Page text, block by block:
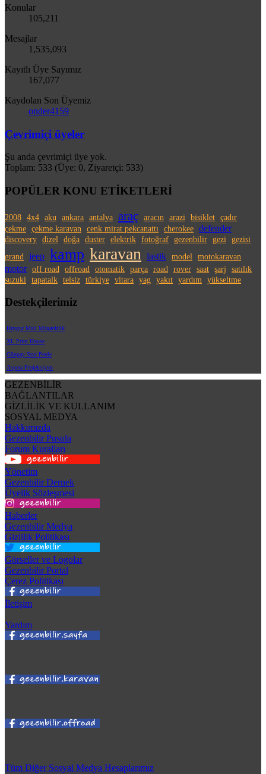
Konular
105,211
Mesajlar
1,535,093
Kayıtlı Üye Sayımız
167,077
Kaydolan Son Üyemiz
onder4159
Çevrimiçi üyeler
Şu anda çevrimiçi üye yok.
Toplam: 533 (Üye: 0, Ziyaretçi: 533)
POPÜLER KONU ETİKETLERİ
2008 4x4 aku ankara antalya araç aracın arazi bisiklet çadır
çekme çekme karavan cenk mirat pekcanattı cherokee defender
discovery dizel doğa duster elektrik fotoğraf gezenbilir gezi
gezisi
grand
jeep kamp karavan lastik model motokaravan
motor off road offroad otomatik parça road rover saat şarj
satılık
suzuki
tapatalk telsiz türkiye vitara yag yakıt yardım yükseltme
Destekçilerimiz
Hepgur Mali Müşavirlik
XL Print House
Günpay Stor Perde
Aspera Projeksiyon
GEZENBİLİR
BAĞLANTILAR
GİZLİLİK VE KULLANIM
SOSYAL MEDYA
Hakkımızda
Gezenbilir Pusula
Forum Kuralları
Yönetim
Gezenbilir Dernek
Üyelik Sözleşmesi
Haberler
Gezenbilir Medya
Gizlilik Politikası
Görseller ve Logolar
Gezenbilir Portal
Çerez Politikası
İletişim
Yardım
Tüm Diğer Sosyal Medya Hesaplarımız